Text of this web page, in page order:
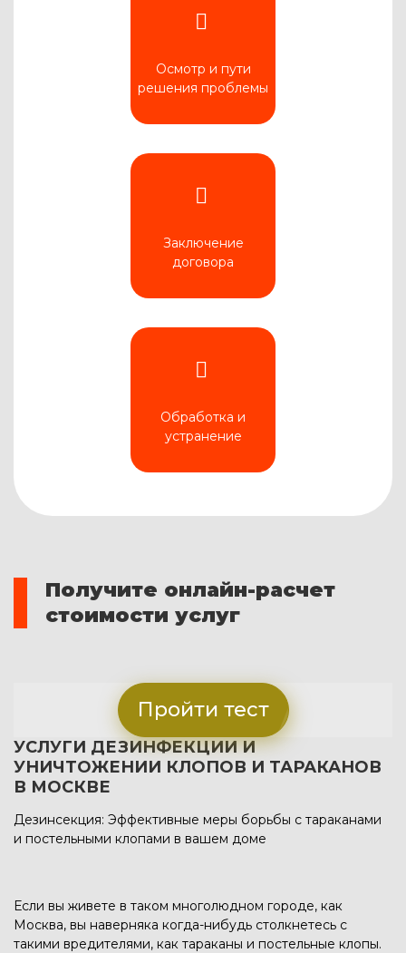
Осмотр и пути
решения проблемы
Заключение
договора
Обработка и
устранение
Получите онлайн-расчет
стоимости услуг
Пройти тест
УСЛУГИ ДЕЗИНФЕКЦИИ И
УНИЧТОЖЕНИИ КЛОПОВ И ТАРАКАНОВ
В МОСКВЕ
Дезинсекция: Эффективные меры борьбы с тараканами
и постельными клопами в вашем доме
Если вы живете в таком многолюдном городе, как
Москва, вы наверняка когда-нибудь столкнетесь с
такими вредителями, как тараканы и постельные клопы.